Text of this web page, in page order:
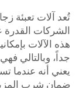
تعبئة
القدرة على
بإمكانية
وبالتالي فهي
أنه عندما تستخدم
شرب المزيد من